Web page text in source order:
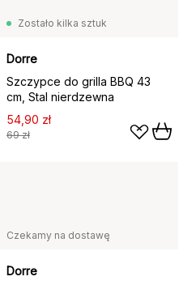
Zostało kilka sztuk
Dorre
Szczypce do grilla BBQ 43
cm, Stal nierdzewna
54,90 zł
69 zł
Czekamy na dostawę
Dorre